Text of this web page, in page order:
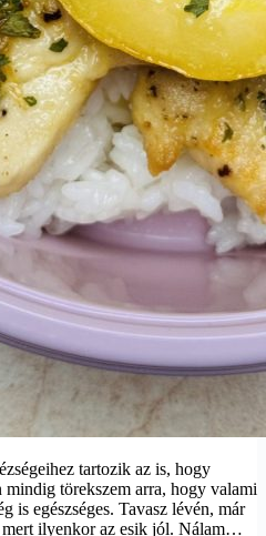
tartozik az is, hogy
törekszem arra, hogy valami
is egészséges. Tavasz lévén, már
mert ilyenkor az esik jól. Nálam…